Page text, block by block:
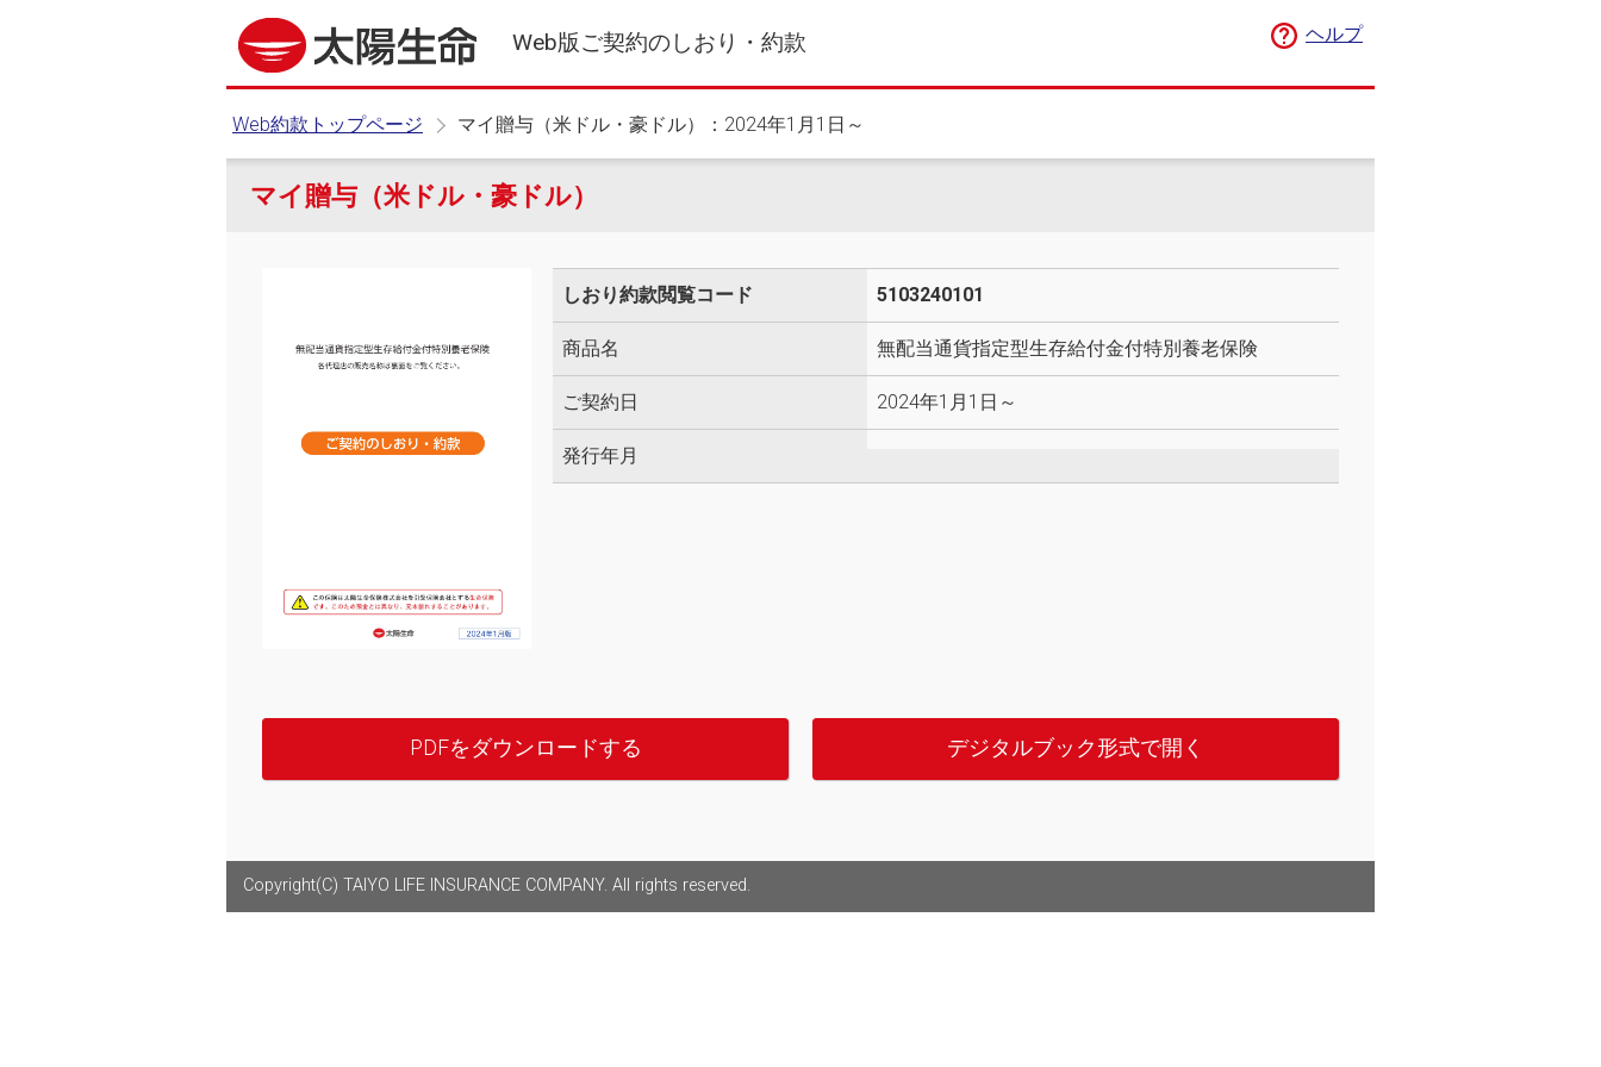
Web版ご契約のしおり・約款 ヘルプ
Web約款トップページ マイ贈与（米ドル・豪ドル）：2024年1月1日～
マイ贈与（米ドル・豪ドル）
しおり約款閲覧コード 5103240101
商品名 無配当通貨指定型生存給付金付特別養老保険
ご契約日 2024年1月1日～
発行年月
PDFをダウンロードする デジタルブック形式で開く
Copyright(C) TAIYO LIFE INSURANCE COMPANY. All rights reserved.